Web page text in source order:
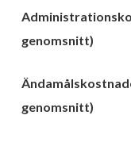
genomsnitt)
genomsnitt)